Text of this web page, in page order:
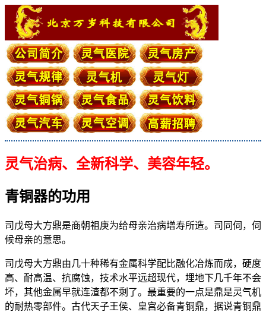
灵气治病、全新科学、美容年轻。
青铜器的功用
司戊母大方鼎是商朝祖庚为给母亲治病增寿所造。司同伺，伺
候母亲的意思。
司戊母大方鼎由几十种稀有金属科学配比融化冶炼而成，硬度
高、耐高温、抗腐蚀，技术水平远超现代，埋地下几千年不会
坏，其他金属早就连渣都不剩了。最重要的一点是鼎是灵气机
的耐热零部件。古代天子王侯、皇宫必备青铜鼎，据说青铜鼎